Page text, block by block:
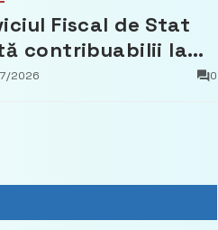
Fiscal de Stat
contribuabilii la
gratuit
2026 0